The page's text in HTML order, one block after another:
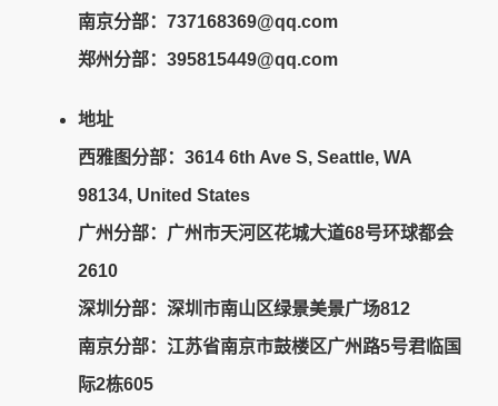
南京分部：737168369@qq.com
郑州分部：395815449@qq.com
地址
西雅图分部：3614 6th Ave S, Seattle, WA
98134, United States
广州分部：广州市天河区花城大道68号环球都会
2610
深圳分部：深圳市南山区绿景美景广场812
南京分部：江苏省南京市鼓楼区广州路5号君临国
际2栋605